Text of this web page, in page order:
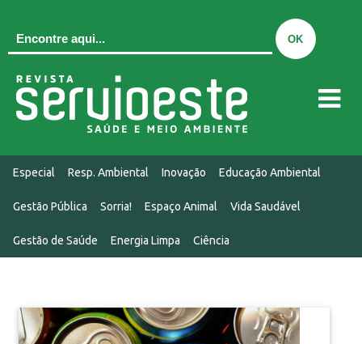
Especial Resp. Ambiental Inovação Educação Ambiental
Gestão Pública Sorria! Espaço Animal Vida Saudável
Gestão de Saúde Energia Limpa Ciência
QUEM SOMOS
MIDIAKIT
Notícias
Inovação